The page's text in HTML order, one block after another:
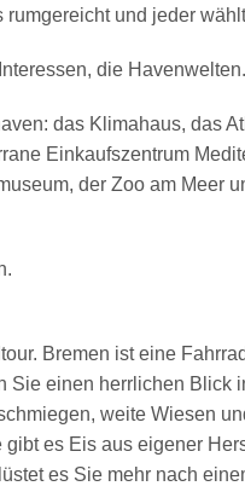
und jeder
die Havenwelten.
das Klimahaus, das
Einkaufszentrum
der Zoo am Meer
Bremen ist eine
Sie einen herrlichen Blick
weite Wiesen
es Eis aus eigener
es Sie mehr nach